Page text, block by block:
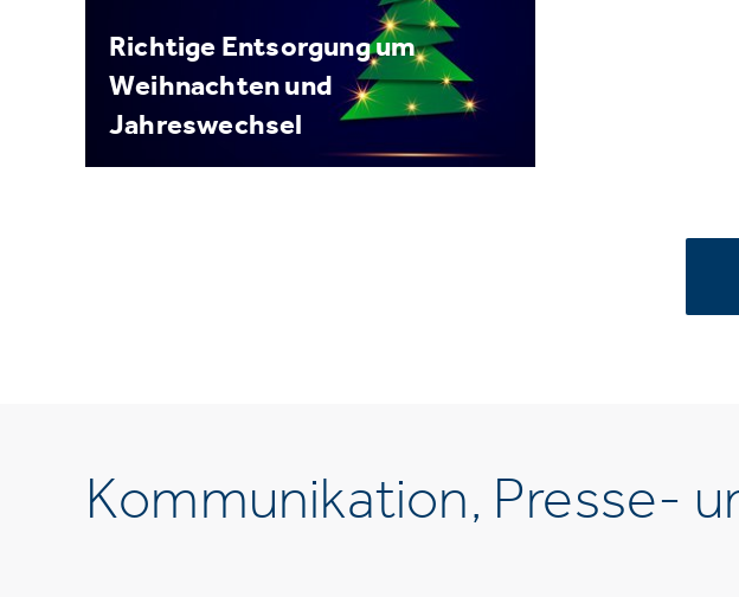
Richtige Entsorgung um
Weihnachten und
Jahreswechsel
Kommunikation, Presse-